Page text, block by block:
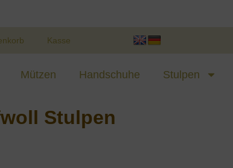
Kasse
Mützen Handschuhe Stulpen
Stulpen